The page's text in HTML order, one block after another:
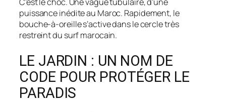
C’est le choc. Une vague tubulaire, d’une
puissance inédite au Maroc. Rapidement, le
bouche-à-oreille s’active dans le cercle très
restreint du surf marocain.
LE JARDIN : UN NOM DE
CODE POUR PROTÉGER LE
PARADIS